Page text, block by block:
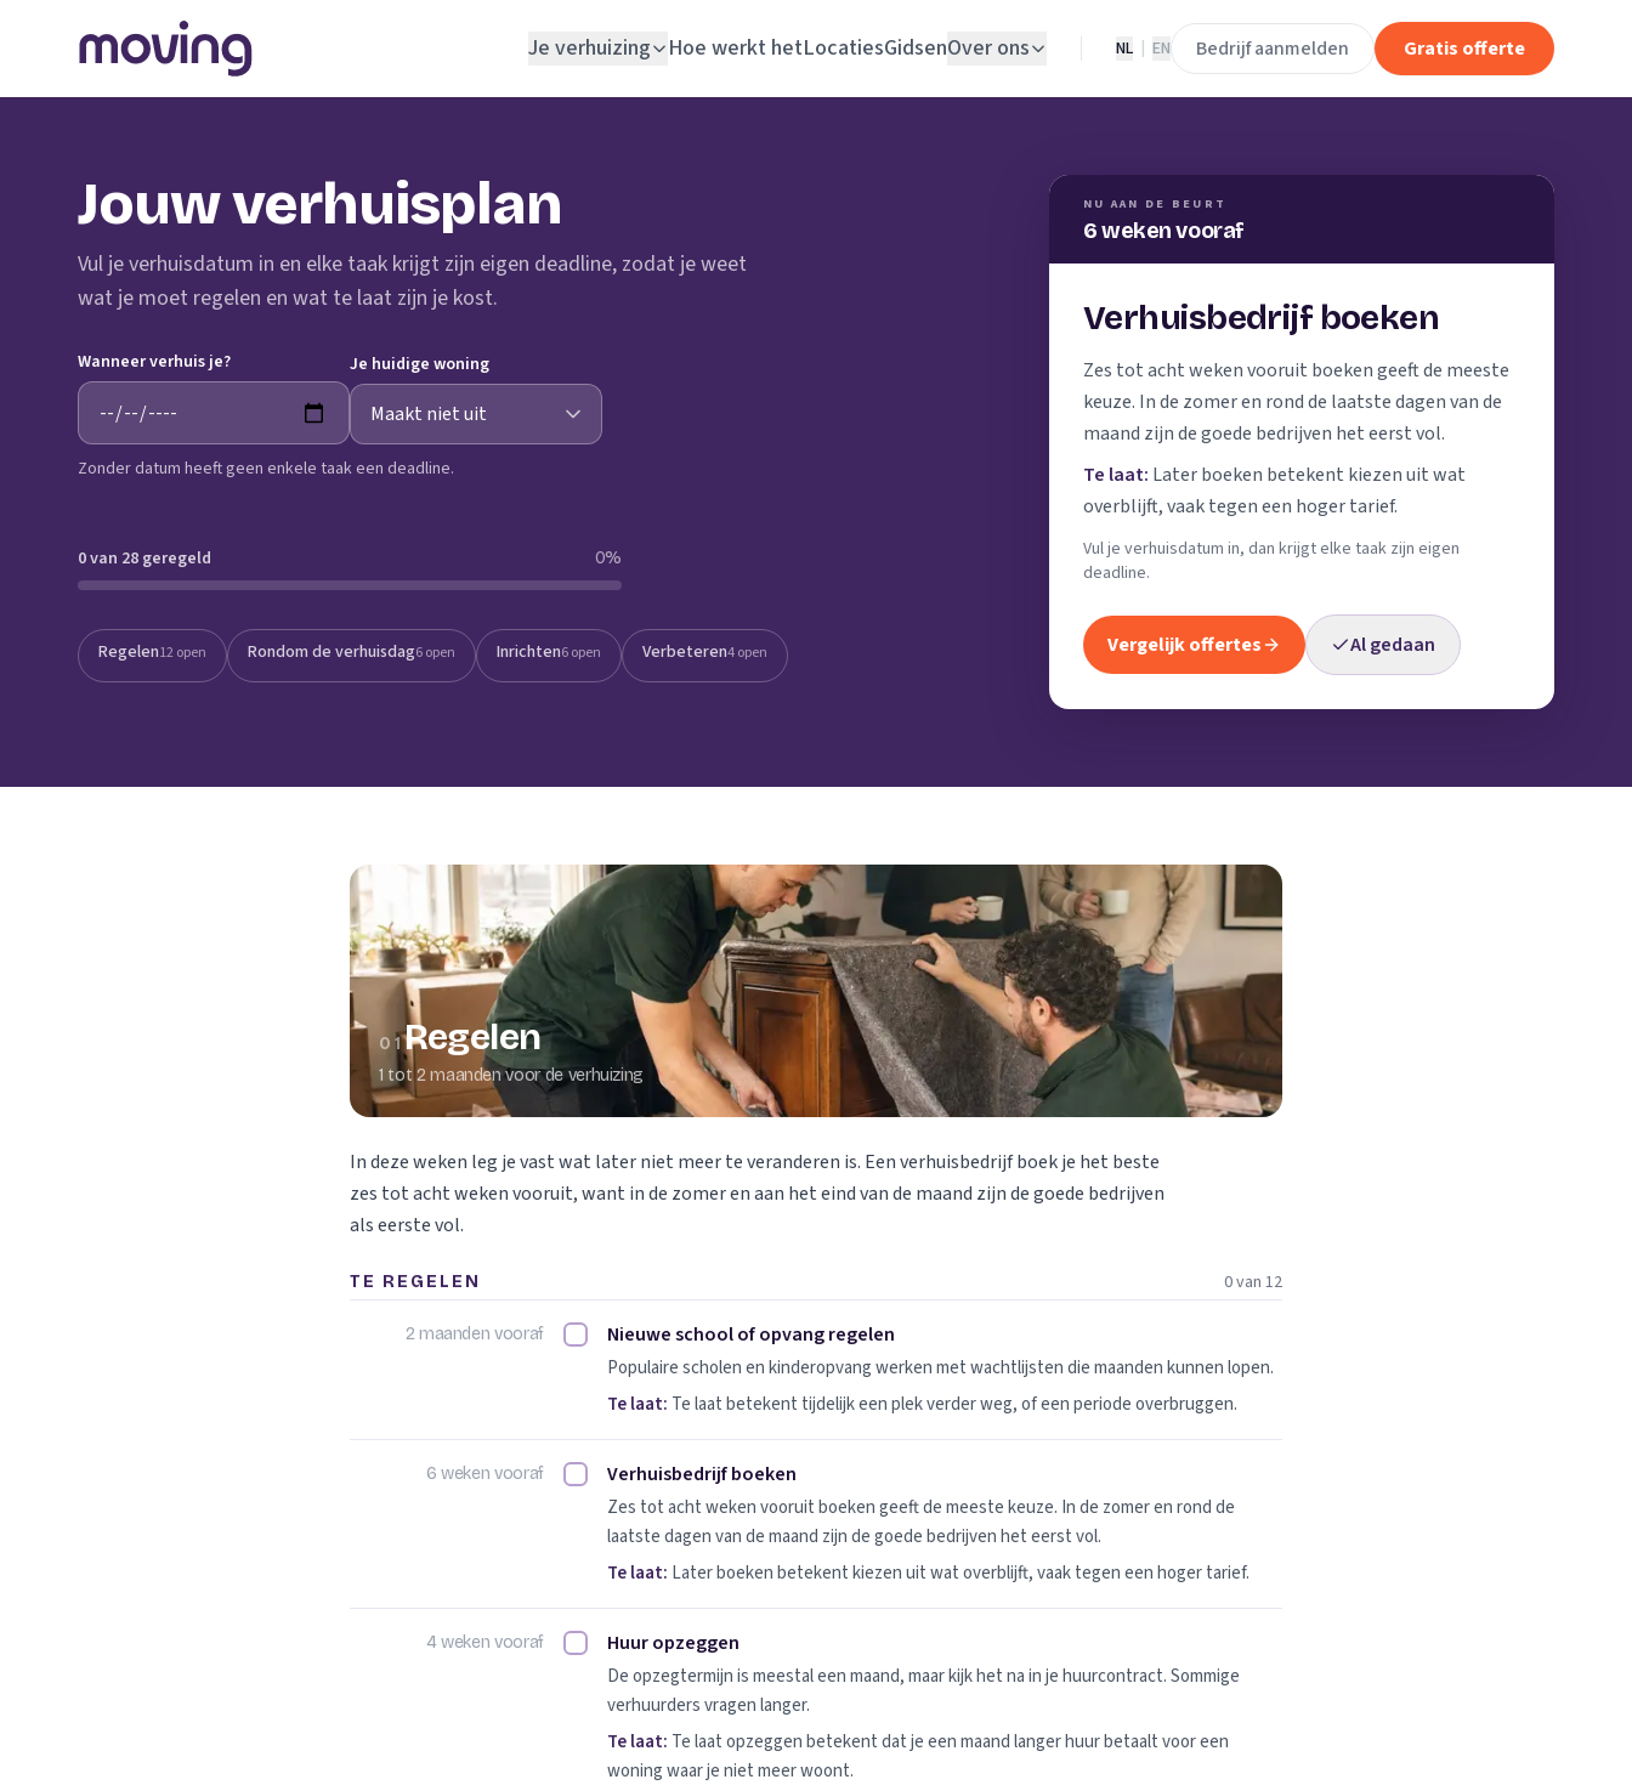
Je verhuizing
Opslagruimte
Schoonmaakbedrijf
Schildersbedrijf
Klusjesman
Loodgieter
Slotenmaker
Hoe werkt hetLocatiesGidsenOver ons NL EN Bedrijf aanmelden Gratis offerte
Jouw verhuisplan
Vul je verhuisdatum in en elke taak krijgt zijn eigen deadline, zodat je weet
wat je moet regelen en wat te laat zijn je kost.
Wanneer verhuis je? Je huidige woning
Zonder datum heeft geen enkele taak een deadline.
NU AAN DE BEURT
6 weken vooraf
Verhuisbedrijf boeken
Zes tot acht weken vooruit boeken geeft de meeste
keuze. In de zomer en rond de laatste dagen van de
maand zijn de goede bedrijven het eerst vol.
Te laat: Later boeken betekent kiezen uit wat
overblijft, vaak tegen een hoger tarief.
Vul je verhuisdatum in, dan krijgt elke taak zijn eigen
deadline.
Vergelijk offertes Al gedaan
0 van 28 geregeld 0%
Regelen12 open Rondom de verhuisdag6 open Inrichten6 open Verbeteren4 open
01Regelen
1 tot 2 maanden voor de verhuizing
In deze weken leg je vast wat later niet meer te veranderen is. Een verhuisbedrijf boek je het beste
zes tot acht weken vooruit, want in de zomer en aan het eind van de maand zijn de goede bedrijven
als eerste vol.
TE REGELEN 0 van 12
2 maanden vooraf Nieuwe school of opvang regelen afvinken
Nieuwe school of opvang regelen
Populaire scholen en kinderopvang werken met wachtlijsten die maanden kunnen lopen.
Te laat: Te laat betekent tijdelijk een plek verder weg, of een periode overbruggen.
6 weken vooraf Verhuisbedrijf boeken afvinken
Verhuisbedrijf boeken
Zes tot acht weken vooruit boeken geeft de meeste keuze. In de zomer en rond de
laatste dagen van de maand zijn de goede bedrijven het eerst vol.
Te laat: Later boeken betekent kiezen uit wat overblijft, vaak tegen een hoger tarief.
4 weken vooraf Huur opzeggen afvinken
Huur opzeggen
De opzegtermijn is meestal een maand, maar kijk het na in je huurcontract. Sommige
verhuurders vragen langer.
Te laat: Te laat opzeggen betekent dat je een maand langer huur betaalt voor een
woning waar je niet meer woont.